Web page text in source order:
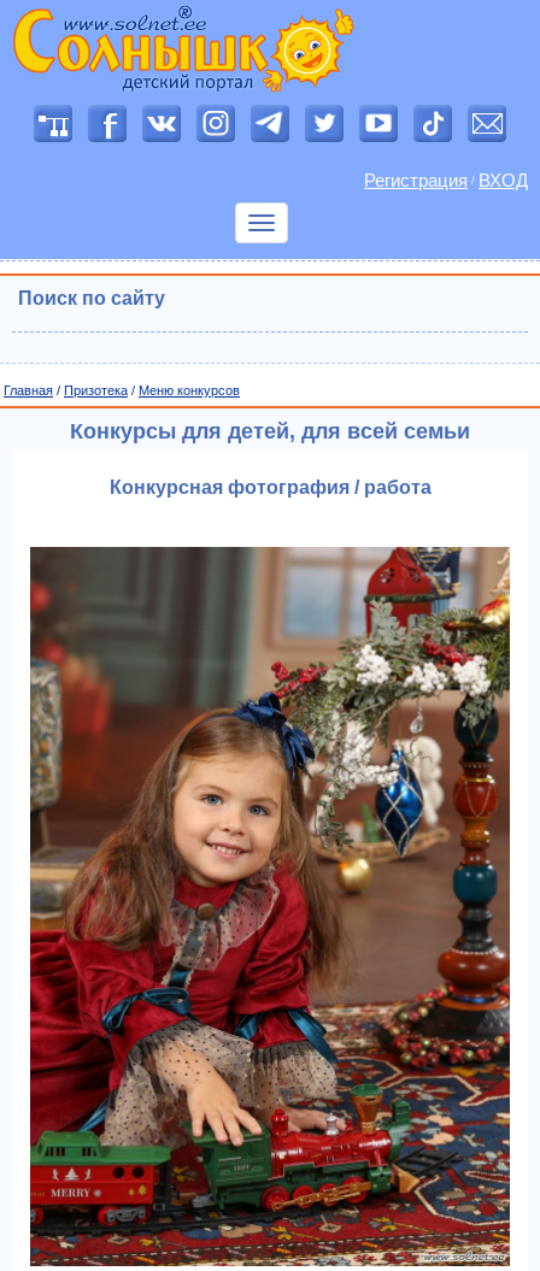
Регистрация / ВХОД
Показать
Поиск по сайту
Главная / Призотека / Меню конкурсов
Конкурсы для детей, для всей семьи
Конкурсная фотография / работа